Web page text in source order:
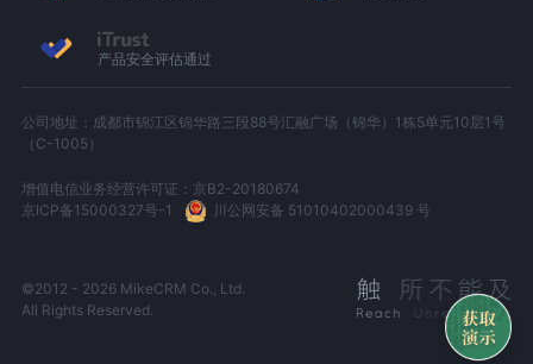
产品安全评估通过
公司地址：成都市锦江区锦华路三段88号汇融广场（锦华）1栋5单元10层1号
（C-1005）
增值电信业务经营许可证：京B2-20180674
京ICP备15000327号-1
川公网安备 51010402000439 号
©2012 - 2026 MikeCRM Co., Ltd.
All Rights Reserved.